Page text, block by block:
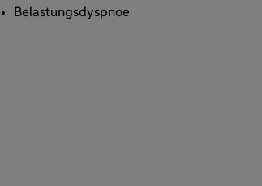
Belastungsdyspnoe